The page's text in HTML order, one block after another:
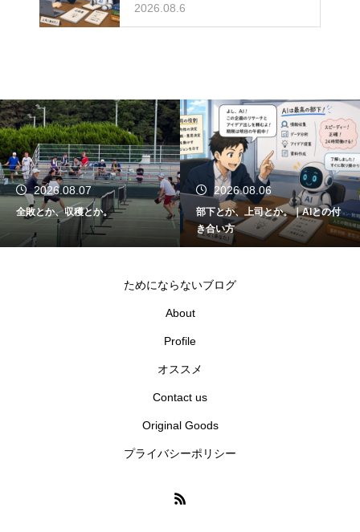
2026.08.6
2026.08.06
部下とか、上司とか。｜AIとの付
2026.08.05
関東大会とか、千葉県代表とか。
ためにならないブログ
About
Profile
オススメ
Contact us
Original Goods
プライバシーポリシー